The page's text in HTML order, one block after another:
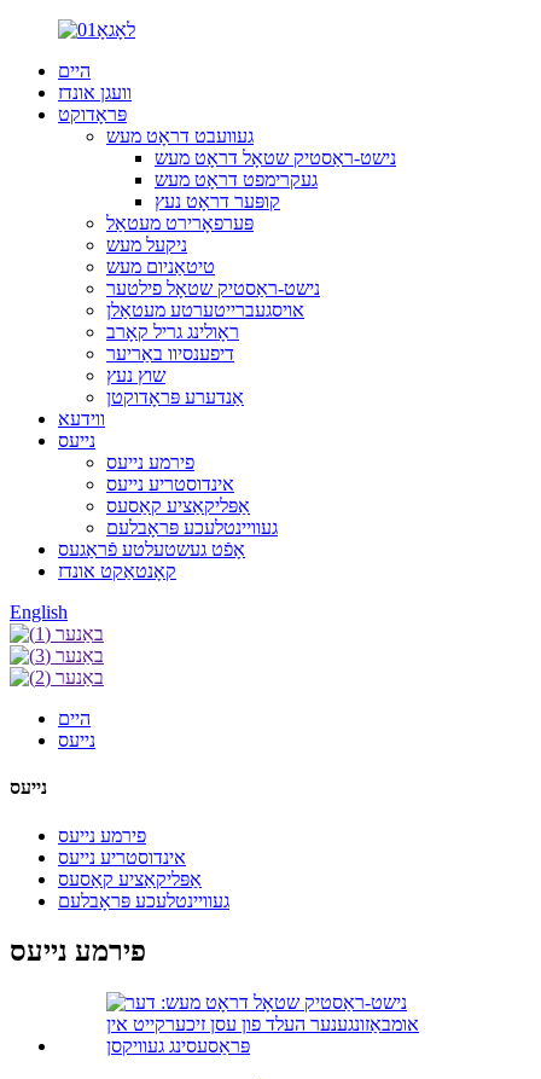
היים
וועגן אונדז
פּראָדוקט
געוועבט דראָט מעש
נישט-ראַסטיק שטאָל דראָט מעש
געקרימפט דראָט מעש
קופּער דראָט נעץ
פּערפאָרירט מעטאַל
ניקעל מעש
טיטאַניום מעש
נישט-ראַסטיק שטאָל פילטער
אויסגעברייטערטע מעטאַלן
ראָולינג גריל קאָרב
דיפענסיוו באַריער
שוץ נעץ
אַנדערע פּראָדוקטן
ווידעא
נייעס
פירמע נייעס
אינדוסטריע נייעס
אַפּליקאַציע קאַסעס
געוויינטלעכע פּראָבלעם
אָפֿט געשטעלטע פֿראַגעס
קאָנטאַקט אונדז
English
היים
נייעס
נייעס
פירמע נייעס
אינדוסטריע נייעס
אַפּליקאַציע קאַסעס
געוויינטלעכע פּראָבלעם
פירמע נייעס